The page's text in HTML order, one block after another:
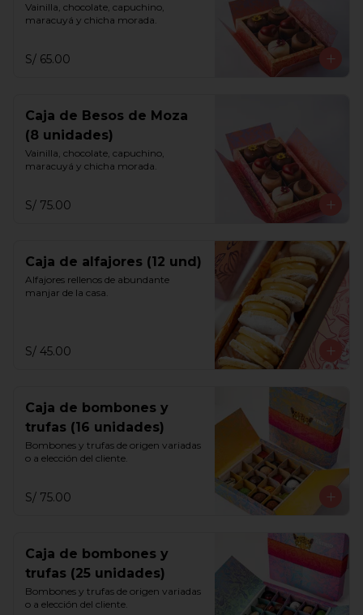
Vainilla, chocolate, capuchino,
maracuyá y chicha morada.
S/ 65.00
Caja de Besos de Moza
(8 unidades)
Vainilla, chocolate, capuchino,
maracuyá y chicha morada.
S/ 75.00
Caja de alfajores (12 und)
Alfajores rellenos de abundante
manjar de la casa.
S/ 45.00
Caja de bombones y
trufas (16 unidades)
Bombones y trufas de origen variadas
o a elección del cliente.
S/ 75.00
Caja de bombones y
trufas (25 unidades)
Bombones y trufas de origen variadas
o a elección del cliente.